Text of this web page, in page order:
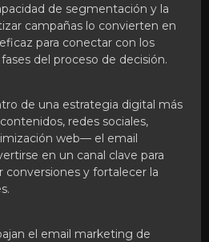
de segmentación y la
campañas lo convierten en
para conectar con los
del proceso de decisión.
de una estrategia digital más
redes sociales,
web— el email
en un canal clave para
conversiones y fortalecer la
el email marketing de